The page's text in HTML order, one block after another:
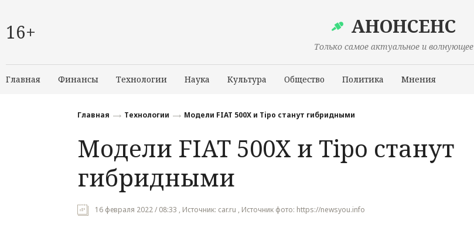
16+ АНОНСЕНС
Только самое актуальное и волнующее
Главная Финансы Технологии Наука Культура Общество Политика Мнения
Главная Технологии Модели FIAT 500X и Tipo станут гибридными
Модели FIAT 500X и Tipo станут
гибридными
16 февраля 2022 / 08:33 , Источник: car.ru , Источник фото: https://newsyou.info